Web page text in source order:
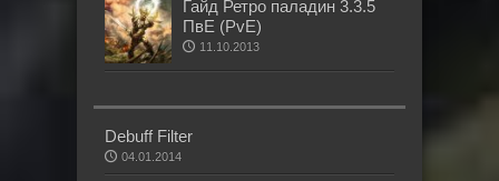
Гайд Ретро паладин 3.3.5
ПвЕ (PvE)
11.10.2013
Debuff Filter
04.01.2014